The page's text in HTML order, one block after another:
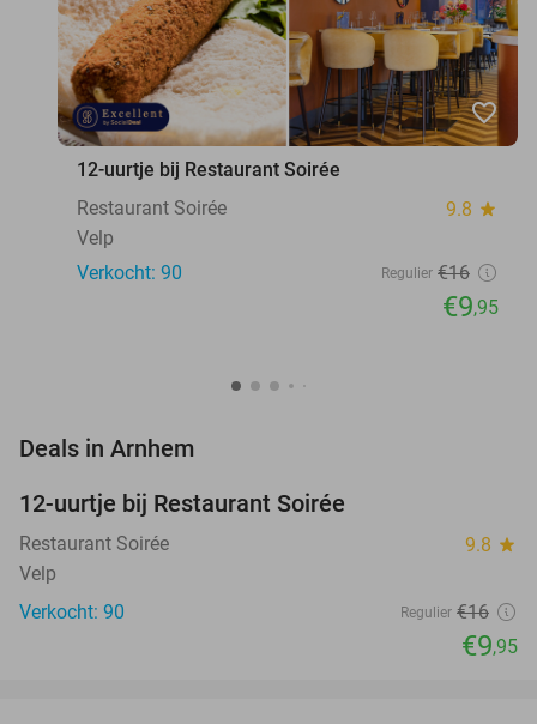
favorite_border
12-uurtje bij Restaurant Soirée
Restaurant Soirée
9.8 star
Velp
Verkocht: 90
Regulier €16
€9,95
Deals in Arnhem
12-uurtje bij Restaurant Soirée
Restaurant Soirée 9.8 star
Velp
Verkocht: 90
Regulier €16
€9,95